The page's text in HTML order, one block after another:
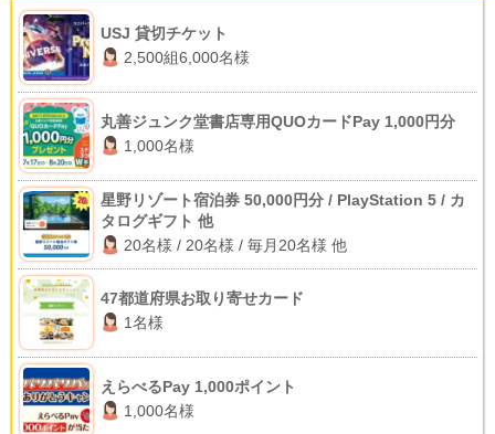
USJ 貸切チケット
2,500組6,000名様
丸善ジュンク堂書店専用QUOカードPay 1,000円分
1,000名様
星野リゾート宿泊券 50,000円分 / PlayStation 5 / カ
タログギフト 他
20名様 / 20名様 / 毎月20名様 他
47都道府県お取り寄せカード
1名様
えらべるPay 1,000ポイント
1,000名様